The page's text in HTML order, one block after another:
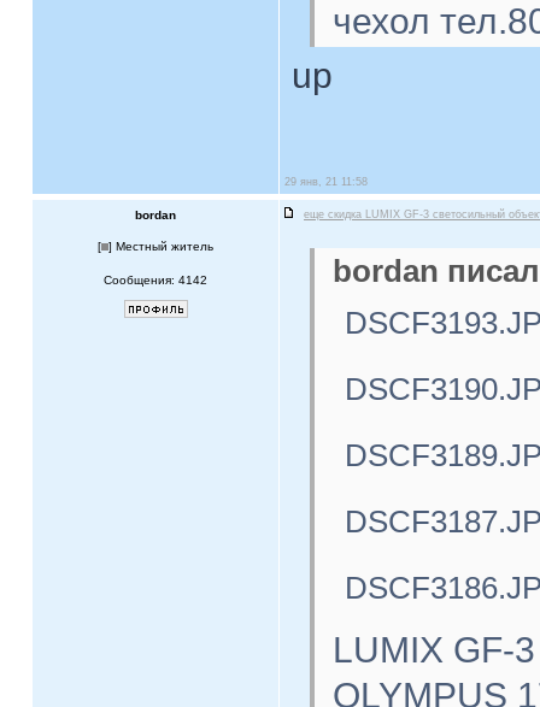
чехол
up
29 янв, 21 11:58
bordan еще скидка LUMIX GF-3 светосильный
[ ] Местный житель
Сообщения: 4142
bordan
LUMIX GF-
OLYMPUS